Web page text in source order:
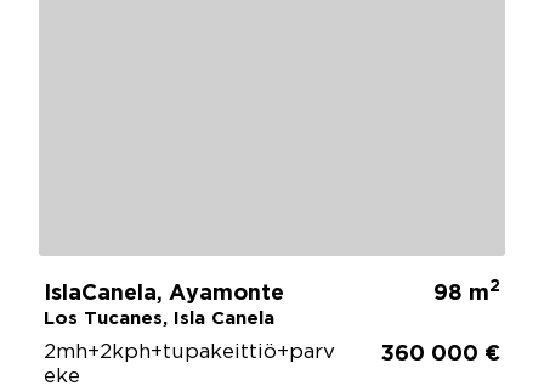
IslaCanela, Ayamonte
Los Tucanes, Isla Canela
98 m2
2mh+2kph+tupakeittiö+parv
eke
360 000 €